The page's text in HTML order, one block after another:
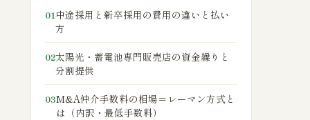
01 中途採用と新卒採用の費用の違いと払い
方
02太陽光・蓄電池専門販売店の資金繰りと
分割提供
03M&A仲介手数料の相場＝レーマン方式と
は（内訳・最低手数料）